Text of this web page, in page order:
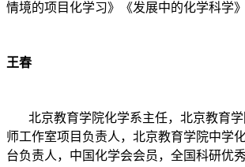
情境的项目化学习》《发展中的化学科学》
王春
北京教育学院化学系主任，北京教育
师工作室项目负责人，北京教育学院中学
台负责人，中国化学会会员，全国科研优